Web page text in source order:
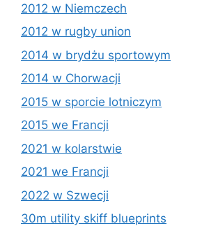
2012 w Niemczech
2012 w rugby union
2014 w brydżu sportowym
2014 w Chorwacji
2015 w sporcie lotniczym
2015 we Francji
2021 w kolarstwie
2021 we Francji
2022 w Szwecji
30m utility skiff blueprints